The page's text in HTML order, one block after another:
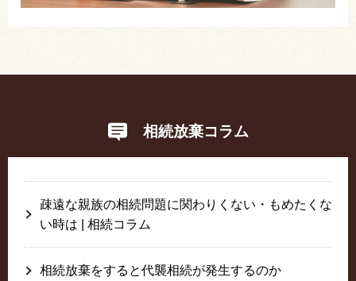
相続放棄コラム
疎遠な親族の相続問題に関わりくない・もめたくな
い時は | 相続コラム
相続放棄をすると代襲相続が発生するのか